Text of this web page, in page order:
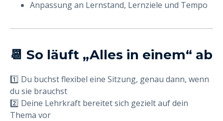
Anpassung an Lernstand, Lernziele und Tempo
📆 So läuft „Alles in einem“ ab
1️⃣ Du buchst flexibel eine Sitzung, genau dann, wenn
du sie brauchst
2️⃣ Deine Lehrkraft bereitet sich gezielt auf dein
Thema vor